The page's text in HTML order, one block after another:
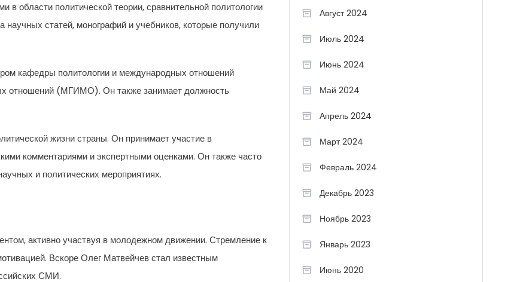
области политической теории, сравнительной политологии
статей, монографий и учебников, которые получили
кафедры политологии и международных отношений
отношений (МГИМО). Он также занимает должность
жизни страны. Он принимает участие в
комментариями и экспертными оценками. Он также часто
и политических мероприятиях.
активно участвуя в молодежном движении. Стремление к
Вскоре Олег Матвейчев стал известным
СМИ.
Август 2024
Июль 2024
Июнь 2024
Май 2024
Апрель 2024
Март 2024
Февраль 2024
Декабрь 2023
Ноябрь 2023
Январь 2023
Июнь 2020